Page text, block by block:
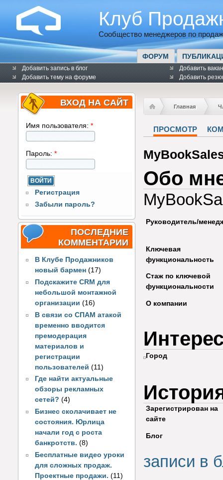
Клуб
Сообщество менеджеров по
ФОРУМ
Добавить запись в блог
Добавить тему на форуме
Добавить
Добавить
ВХОД НА САЙТ
Имя пользователя: *
Пароль: *
Регистрация
Забыли пароль?
ПОСЛЕДНИЕ
КОММЕНТАРИИ
В Клубе Продажников
новый бармен (17)
Подскажите CRM для
небольшой монтажной
организации (16)
В связи со СПАМ атакой
временно вводится
премодерация
материалов и
регистрации
пользователей(11)
Где найти актуальные
обзоры рекламных
сетей? (4)
Бизнес сколачивает не
состояния. Юрлица
начали год с роста
банкротств. (8)
Бесплатные видео уроки
для сложных продаж.
Проектные продажи. (11)
Главная
ПРОСМОТР
Обо
Руководитель/
Ключевая
функциональность
Стаж по ключевой
функциональности
О компании
Город
Зарегистрирован на
сайте
Блог
записи в